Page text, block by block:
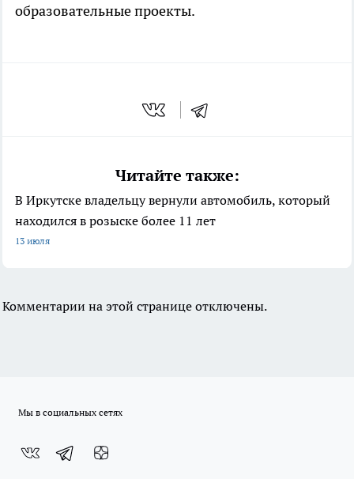
образовательные проекты.
Читайте также:
В Иркутске владельцу вернули автомобиль, который
находился в розыске более 11 лет
13 июля
Комментарии на этой странице отключены.
Мы в социальных сетях